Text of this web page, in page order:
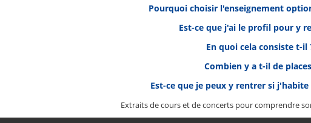
Pourquoi choisir l'enseignement
Est-ce que j'ai le profil pour y
En quoi cela consiste t-il
Combien y a t-il de
Est-ce que je peux y rentrer si j'habite
Extraits de cours et de concerts pour comprendre